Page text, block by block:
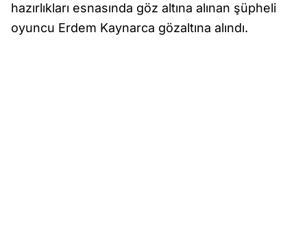
hazırlıkları esnasında göz altına alınan şüpheli
oyuncu Erdem Kaynarca gözaltına alındı.